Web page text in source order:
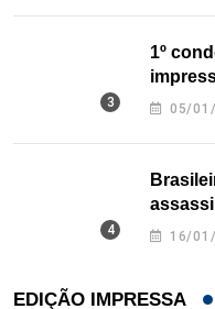
1º
Texas
05/
16/
EDIÇÃO IMPRESSA